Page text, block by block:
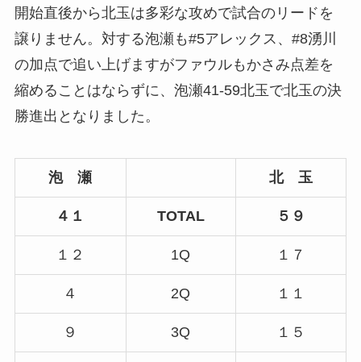
開始直後から北玉は多彩な攻めで試合のリードを
譲りません。対する泡瀬も#5アレックス、#8湧川
の加点で追い上げますがファウルもかさみ点差を
縮めることはならずに、泡瀬41-59北玉で北玉の決
勝進出となりました。
泡 瀬 北 玉
４１ TOTAL ５９
１２ 1Q １７
４ 2Q １１
９ 3Q １５